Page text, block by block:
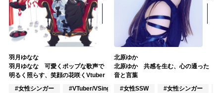
羽月ゆなな
羽月ゆなな 可愛くポップな歌声で
明るく照らす、笑顔の花咲くVtuber
#女性シンガー
#VTuber/VSinger #アニメ/ゲーム
北原ゆか
北原ゆか 共感を生む、心の通った
音と言葉
#女性SSW
#女性シンガー